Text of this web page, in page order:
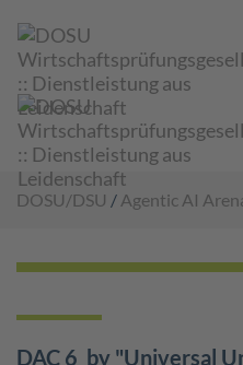
DOSU/DSU / Agentic AI
DAC 6 by "Universal